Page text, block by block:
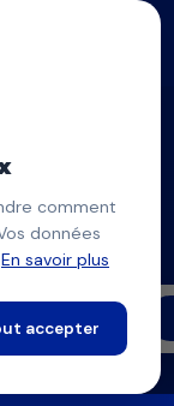
2026
comment
données
En savoir plus
accepter